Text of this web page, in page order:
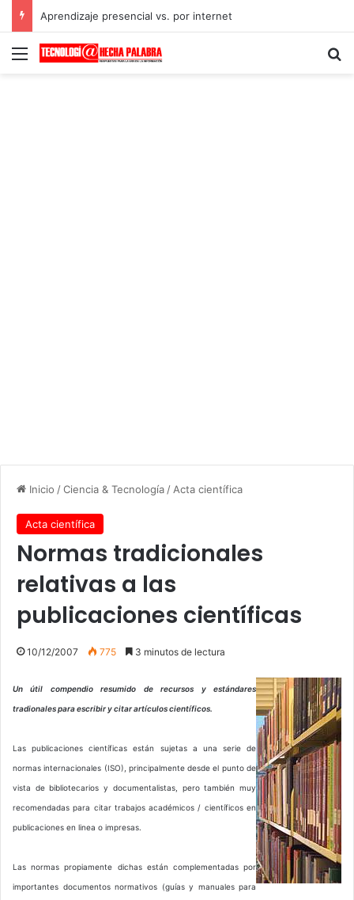
Aprendizaje presencial vs. por internet
Menú
Inicio /Ciencia & Tecnología / Acta científica
Acta científica
Normas tradicionales
relativas a las
publicaciones científicas
10/12/2007 775 3 minutos de lectura
Un útil compendio resumido de recursos y estándares
tradionales para escribir y citar artículos científicos.
Las publicaciones científicas están sujetas a una serie de
normas internacionales (ISO), principalmente desde el punto de
vista de bibliotecarios y documentalistas, pero también muy
recomendadas para citar trabajos académicos / científicos en
publicaciones en linea o impresas.
Las normas propiamente dichas están complementadas por
importantes documentos normativos (guías y manuales para